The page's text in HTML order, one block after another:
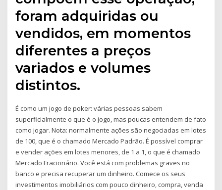
foram adquiridas ou
vendidos, em momentos
diferentes a preços
variados e volumes
distintos.
É como um jogo de poker: várias pessoas sabem
superficialmente o que é o jogo, mas poucas entendem de fato
como jogar. Nota: normalmente ações são negociadas em lotes
de 100, que é o chamado Mercado Padrão. É possível comprar
e vender ações em lotes menores, de 1 a 1, o que é chamado
Mercado Fracionário. Você está com problemas graves no
banco e precisa recuperar um dinheiro. Comece os seus
investimentos imobiliários com pouco dinheiro, compra, venda